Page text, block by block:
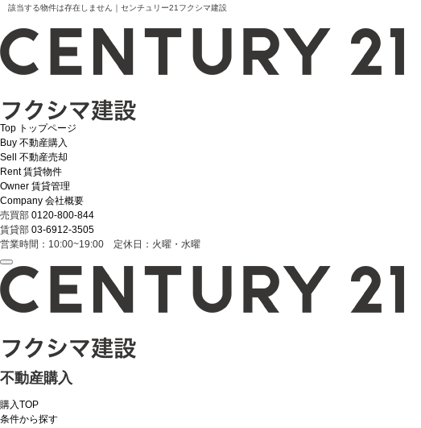
該当する物件は存在しません｜センチュリー21フクシマ建設
Top トップページ
Buy 不動産購入
Sell
不動産売却
Rent 賃貸物件
Owner 賃貸管理
Company 会社概要
売買部 0120-800-844
賃貸部 03-6912-3505
営業時間：10:00~19:00 定休日：火曜・水曜
不動産購入
購入TOP
条件から探す